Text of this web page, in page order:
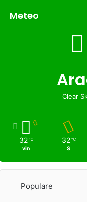
Meteo
Clear
32 ℃
vin
32 ℃
S
Populare